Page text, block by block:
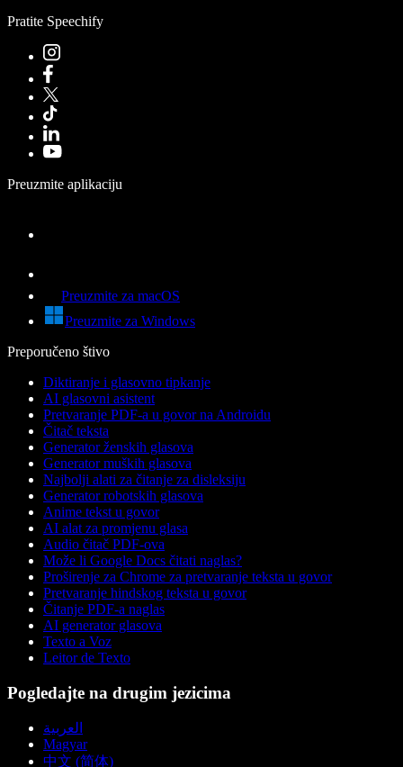
Pratite Speechify
Preuzmite aplikaciju
Preuzmite za macOS
Preuzmite za Windows
Preporučeno štivo
Diktiranje i glasovno tipkanje
AI glasovni asistent
Pretvaranje PDF-a u govor na Androidu
Čitač teksta
Generator ženskih glasova
Generator muških glasova
Najbolji alati za čitanje za disleksiju
Generator robotskih glasova
Anime tekst u govor
AI alat za promjenu glasa
Audio čitač PDF-ova
Može li Google Docs čitati naglas?
Proširenje za Chrome za pretvaranje teksta u govor
Pretvaranje hindskog teksta u govor
Čitanje PDF-a naglas
AI generator glasova
Texto a Voz
Leitor de Texto
Pogledajte na drugim jezicima
العربية
Magyar
中文 (简体)